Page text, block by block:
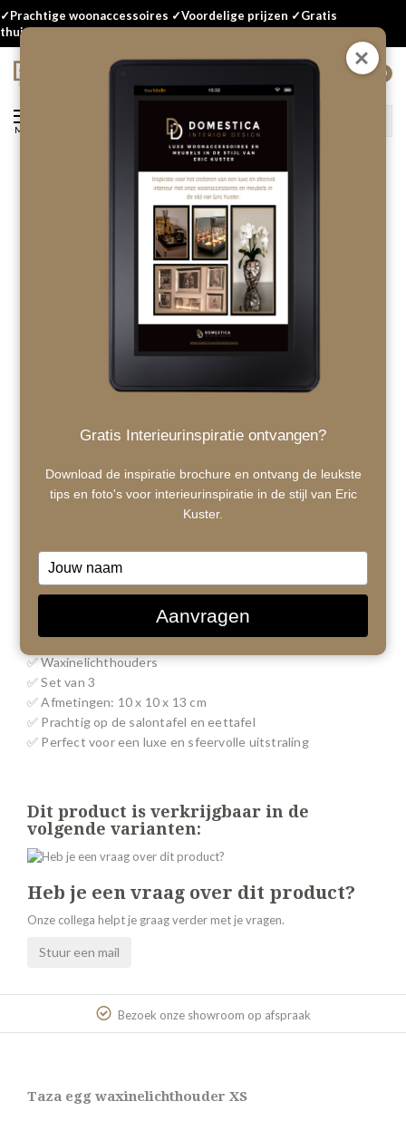
✓Prachtige woonaccessoires ✓Voordelige prijzen ✓Gratis
thuisbezorgd
Menu
Taza egg waxinelichthouder XS
Laat als eerste een review achter!
1/ 7
✅ Waxinelichthouders
✅ Set van 3
✅ Afmetingen: 10 x 10 x 13 cm
✅ Prachtig op de salontafel en eettafel
✅ Perfect voor een luxe en sfeervolle uitstraling
Dit product is verkrijgbaar in de
volgende varianten:
Heb je een vraag over dit product?
Onze collega helpt je graag verder met je vragen.
Stuur een mail
Bezoek onze showroom op afspraak
Taza egg waxinelichthouder XS
Gratis Interieurinspiratie ontvangen?
Download de inspiratie brochure en ontvang de leukste
tips en foto's voor interieurinspiratie in de stijl van Eric
Kuster.
Type
your
name
Aanvragen